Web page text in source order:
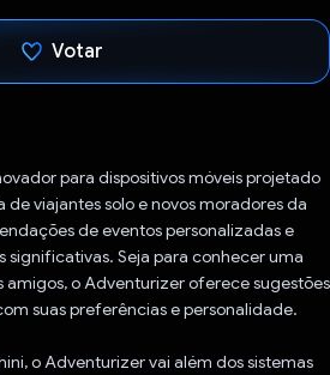
Votar
para dispositivos móveis projetado
viajantes solo e novos moradores da
de eventos personalizadas e
significativas. Seja para conhecer uma
o Adventurizer oferece sugestões
suas preferências e personalidade.
o Adventurizer vai além dos sistemas